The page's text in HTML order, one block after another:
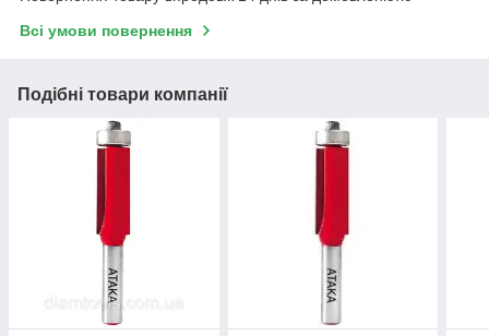
Всі умови повернення
Подібні товари компанії